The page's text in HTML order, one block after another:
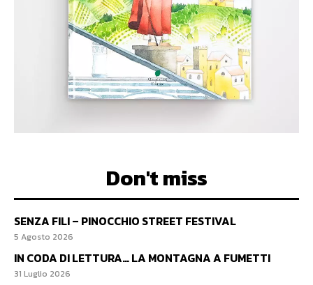
Don't miss
SENZA FILI – PINOCCHIO STREET FESTIVAL
5 Agosto 2026
IN CODA DI LETTURA… LA MONTAGNA A FUMETTI
31 Luglio 2026